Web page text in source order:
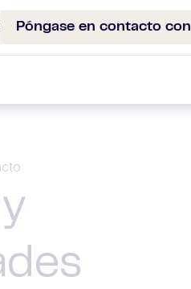
Póngase en contacto con